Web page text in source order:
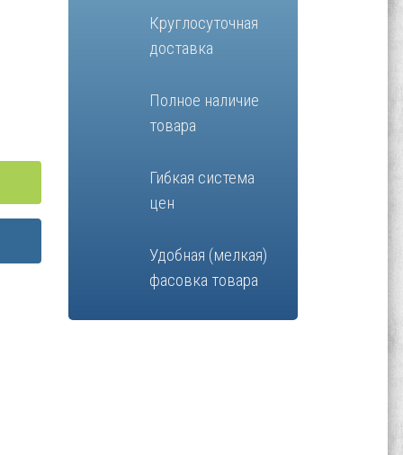
Круглосуточная
доставка
Полное наличие
товара
Гибкая система
цен
Удобная (мелкая)
фасовка товара